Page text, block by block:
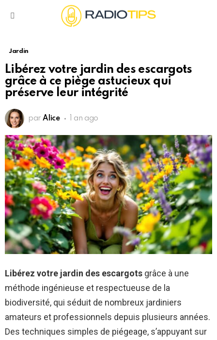
Jardin
Libérez votre jardin des escargots
grâce à ce piège astucieux qui
préserve leur intégrité
par Alice 1 an ago
Libérez votre jardin des escargots grâce à une
méthode ingénieuse et respectueuse de la
biodiversité, qui séduit de nombreux jardiniers
amateurs et professionnels depuis plusieurs années.
Des techniques simples de piégeage, s’appuyant sur